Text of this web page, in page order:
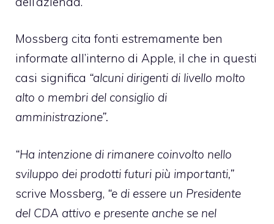
Mossberg cita fonti estremamente ben
informate all’interno di Apple, il che in questi
casi significa “alcuni dirigenti di livello molto
alto o membri del consiglio di
amministrazione”.
“Ha intenzione di rimanere coinvolto nello
sviluppo dei prodotti futuri più importanti,”
scrive Mossberg, “e di essere un Presidente
del CDA attivo e presente anche se nel